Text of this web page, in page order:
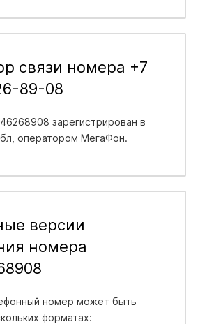
связи номера +7
89-08
зарегистрирован в
, оператором МегаФон.
версии
номера
номер может быть
форматах: